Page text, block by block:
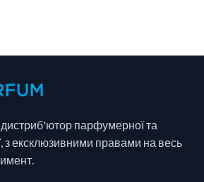
дистриб'ютор парфумерної та
з ексклюзивними правами на весь